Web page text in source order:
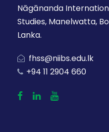
Nāgānanda
Studies, Manelwatta,
Lanka.
fhss@niibs.edu.lk
+94 11 2904 660